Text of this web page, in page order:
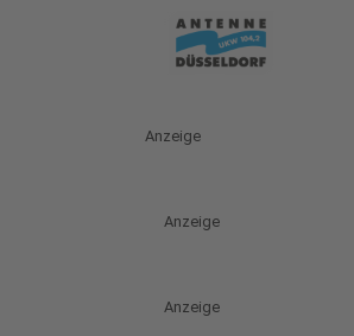
Anzeige
Anzeige
Anzeige